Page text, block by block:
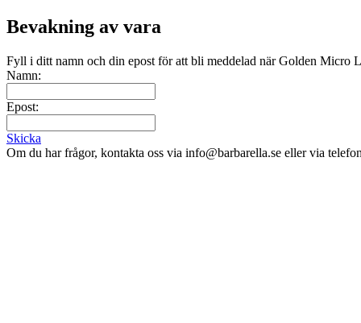
Bevakning av vara
Fyll i ditt namn och din epost för att bli meddelad när Golden Micro
Namn:
Epost:
Skicka
Om du har frågor, kontakta oss via info@barbarella.se eller via